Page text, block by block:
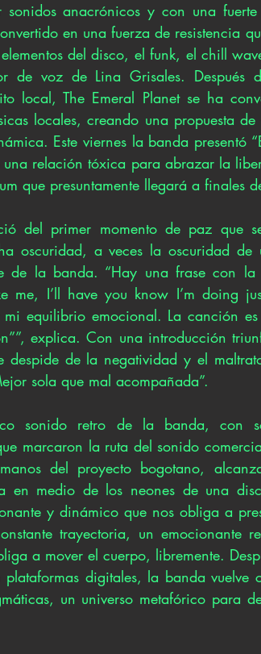
sonidos anacrónicos y con una
en una fuerza de resistencia
del disco, el funk, el chill
de voz de Lina Grisales. Después
local, The Emeral Planet se ha
locales, creando una propuesta
Este viernes la banda presentó
relación tóxica para abrazar la
que presuntamente llegará a finales
del primer momento de paz que
oscuridad, a veces la oscuridad de
de la banda. “Hay una frase con
me, I’ll have you know I’m doing
equilibrio emocional. La canción
explica. Con una introducción
de la negatividad y el
sola que mal acompañada”.
sonido retro de la banda, con
marcaron la ruta del sonido
del proyecto bogotano,
en medio de los neones de una
y dinámico que nos obliga a
trayectoria, un emocionante
a mover el cuerpo, libremente.
plataformas digitales, la banda vuelve
un universo metafórico para